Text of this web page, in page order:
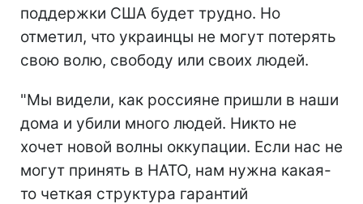
поддержки США будет трудно. Но
отметил, что украинцы не могут потерять
свою волю, свободу или своих людей.
"Мы видели, как россияне пришли в наши
дома и убили много людей. Никто не
хочет новой волны оккупации. Если нас не
могут принять в НАТО, нам нужна какая-
то четкая структура гарантий